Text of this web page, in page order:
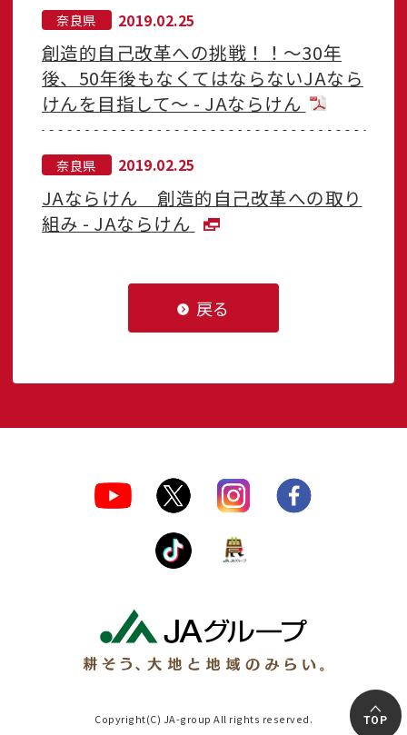
奈良県 2019.02.25
創造的自己改革への挑戦！！～30年
後、50年後もなくてはならないJAなら
けんを目指して～ - JAならけん
奈良県 2019.02.25
JAならけん 創造的自己改革への取り
組み - JAならけん
戻る
Copyright(C) JA-group All rights reserved. TOP